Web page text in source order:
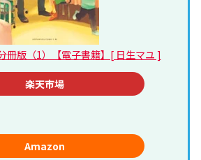
版（1）【電子書籍】[ 日生マユ ]
楽天市場
Amazon